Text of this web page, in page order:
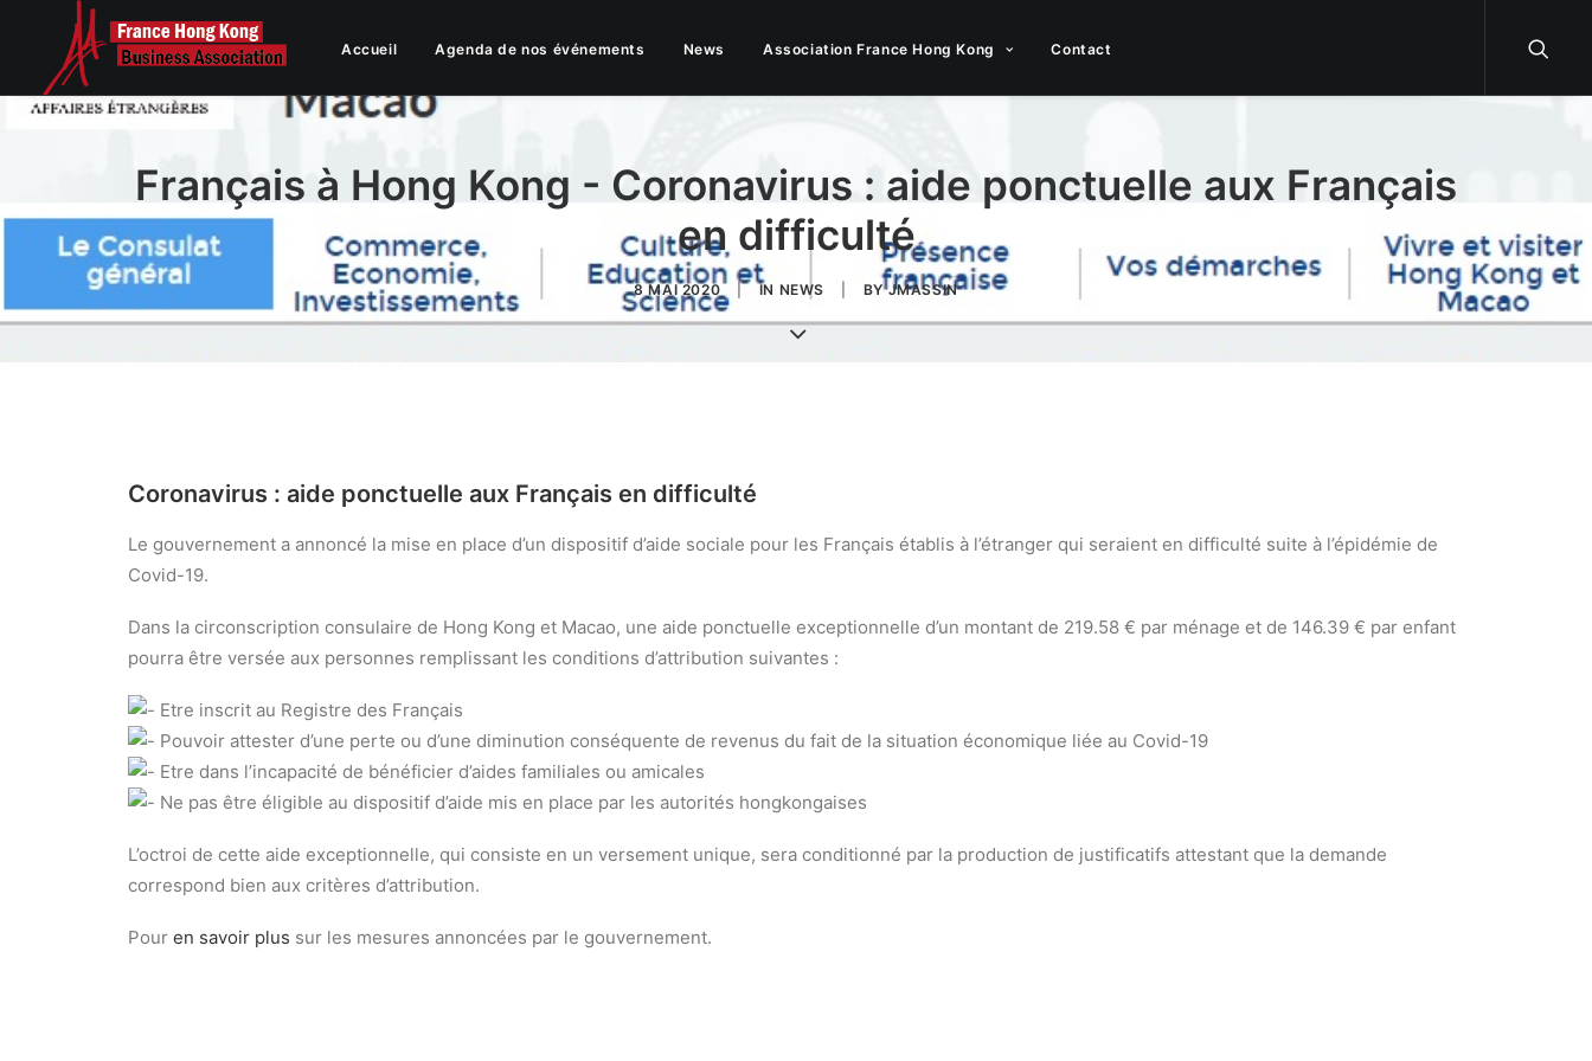
Accueil Agenda de nos événements News Association France Hong Kong Contact
Français à Hong Kong - Coronavirus : aide ponctuelle aux Français
en difficulté
8 MAI 2020 | IN NEWS BYJMASSIN
Coronavirus : aide ponctuelle aux Français en difficulté
Le gouvernement a annoncé la mise en place d’un dispositif d’aide sociale pour les Français établis à l’étranger qui seraient en difficulté suite à l’épidémie de
Covid-19.
Dans la circonscription consulaire de Hong Kong et Macao, une aide ponctuelle exceptionnelle d’un montant de 219.58 € par ménage et de 146.39 € par enfant
pourra être versée aux personnes remplissant les conditions d’attribution suivantes :
Etre inscrit au Registre des Français
Pouvoir attester d’une perte ou d’une diminution conséquente de revenus du fait de la situation économique liée au Covid-19
Etre dans l’incapacité de bénéficier d’aides familiales ou amicales
Ne pas être éligible au dispositif d’aide mis en place par les autorités hongkongaises
L’octroi de cette aide exceptionnelle, qui consiste en un versement unique, sera conditionné par la production de justificatifs attestant que la demande
correspond bien aux critères d’attribution.
Pour en savoir plus sur les mesures annoncées par le gouvernement.